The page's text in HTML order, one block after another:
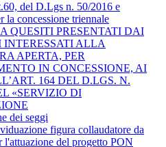
del D.Lgs n. 50/2016 e
la concessione triennale
QUESITI PRESENTATI DAI
INTERESSATI ALLA
APERTA, PER
IN CONCESSIONE, AI
164 DEL D.LGS. N.
«SERVIZIO DI
dei seggi
figura collaudatore da
l'attuazione del progetto PON